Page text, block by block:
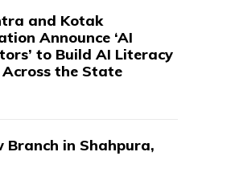
and Kotak
Announce ‘AI
to Build AI Literacy
the State
Branch in Shahpura,